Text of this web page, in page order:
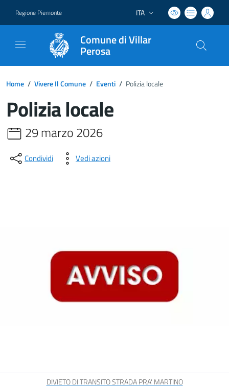
Regione Piemonte Lingua attiva:
ITA
Comune di Villar
Perosa
Home / Vivere Il Comune / Eventi / Polizia locale
Polizia locale
29 marzo 2026
Condividi Vedi azioni
DIVIETO DI TRANSITO STRADA PRA' MARTINO